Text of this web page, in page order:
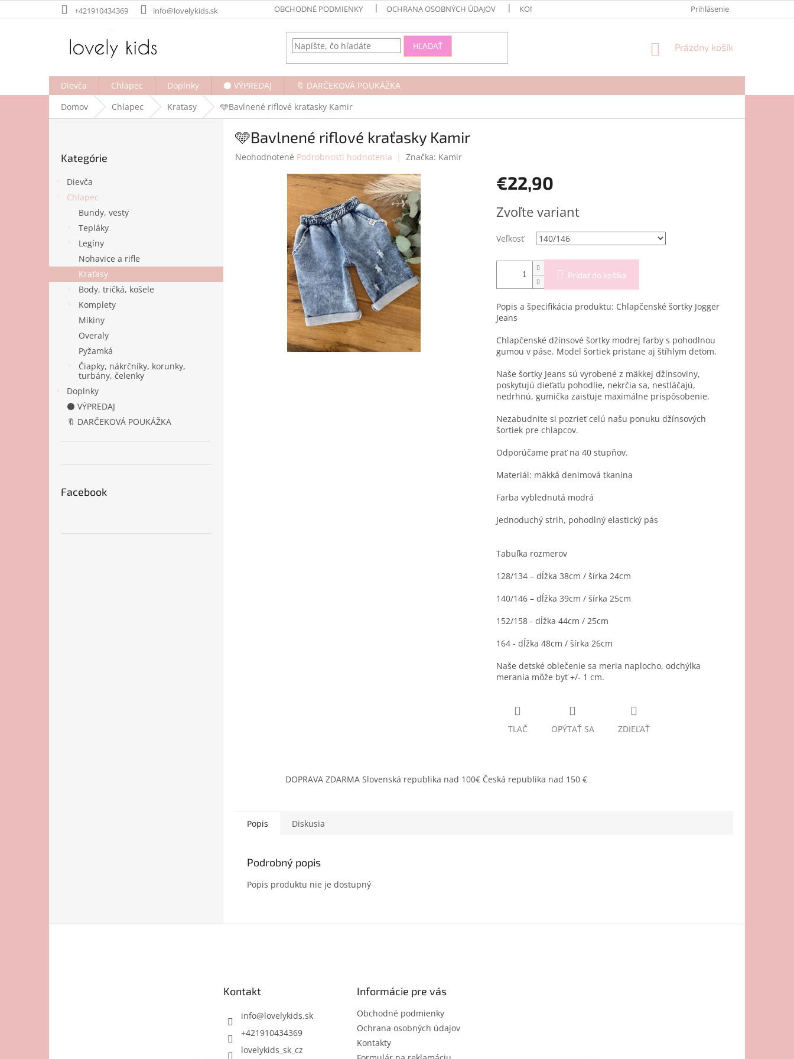
na
+421910434369 info@lovelykids.sk OBCHODNÉ PODMIENKY OCHRANA OSOBNÝCH ÚDAJOV KONTAKTY Prihlásenie
HĽADAŤ
NÁKUPNÝ
Prázdny košík
Dievča Chlapec Doplnky ⚫ VÝPREDAJ
🔖 DARČEKOVÁ POUKÁŽKA
Domov
Chlapec Kraťasy 🩵Bavlnené riflové kraťasky Kamir
kategórie
Kategórie
Dievča
Chlapec
Bundy, vesty
Tepláky
Legíny
Nohavice a rifle
Kraťasy
Body, tričká, košele
Komplety
Mikiny
Overaly
Pyžamká
Čiapky, nákrčníky, korunky,
turbány, čelenky
Doplnky
⚫ VÝPREDAJ
🔖 DARČEKOVÁ POUKÁŽKA
Facebook
🩵Bavlnené riflové kraťasky Kamir
Priemerné
Neohodnotené Podrobnosti hodnotenia Značka: Kamir
€22,90
cena:
Zvoľte variant
Veľkosť
Pridať do košíka
Popis a špecifikácia produktu: Chlapčenské šortky Jogger
Jeans
Chlapčenské džínsové šortky modrej farby s pohodlnou
gumou v páse. Model šortiek pristane aj štíhlym deťom.
Naše šortky Jeans sú vyrobené z mäkkej džínsoviny,
poskytujú dieťaťu pohodlie, nekrčia sa, nestláčajú,
nedrhnú, gumička zaisťuje maximálne prispôsobenie.
Nezabudnite si pozrieť celú našu ponuku džínsových
šortiek pre chlapcov.
Odporúčame prať na 40 stupňov.
Materiál: mäkká denimová tkanina
Farba vyblednutá modrá
Jednoduchý strih, pohodlný elastický pás
Tabuľka rozmerov
128/134 – dĺžka 38cm / šírka 24cm
140/146 – dĺžka 39cm / šírka 25cm
152/158 - dĺžka 44cm / 25cm
164 - dĺžka 48cm / šírka 26cm
Naše detské oblečenie sa meria naplocho, odchýlka
merania môže byť +/- 1 cm.
TLAČ OPÝTAŤ SA ZDIEĽAŤ
DOPRAVA ZDARMA Slovenská republika nad 100€ Česká republika nad 150 €
Popis Diskusia
Podrobný popis
Popis produktu nie je dostupný
Kontakt
info@lovelykids.sk
+421910434369
lovelykids_sk_cz
Informácie pre vás
Obchodné podmienky
Ochrana osobných údajov
Kontakty